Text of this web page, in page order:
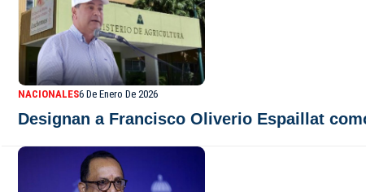
NACIONALES6 De Enero De 2026
Designan a Francisco Oliverio Espaillat